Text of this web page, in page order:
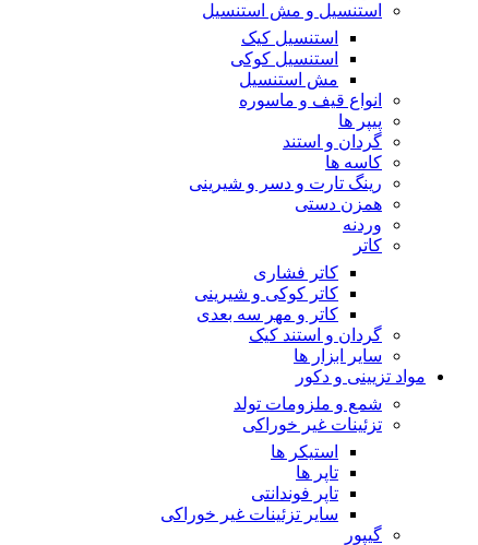
استنسیل و مش استنسیل
استنسیل کیک
استنسیل کوکی
مش استنسیل
انواع قیف و ماسوره
پیپر ها
گردان و استند
کاسه ها
رینگ تارت و دسر و شیرینی
همزن دستی
وردنه
کاتر
کاتر فشاری
کاتر کوکی و شیرینی
کاتر و مهر سه بعدی
گردان و استند کیک
سایر ابزار ها
مواد تزیینی و دکور
شمع و ملزومات تولد
تزئینات غیر خوراکی
استیکر ها
تاپر ها
تاپر فوندانتی
سایر تزئینات غیر خوراکی
گیپور